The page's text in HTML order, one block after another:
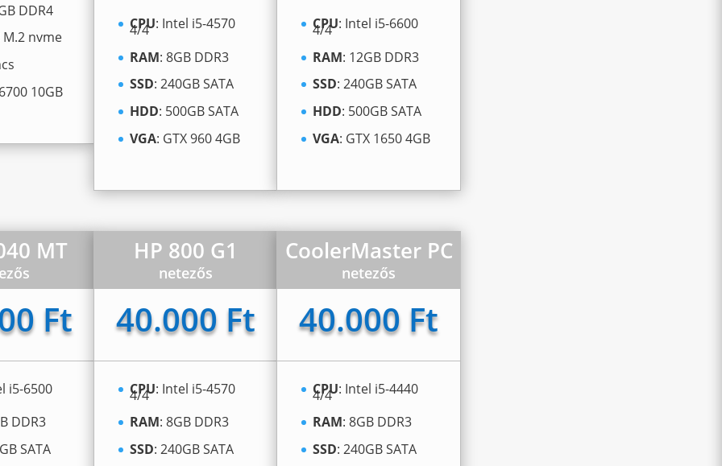
DDR4
M.2 nvme
10GB
CPU: Intel i5-4570
4/4
RAM: 8GB DDR3
SSD: 240GB SATA
HDD: 500GB SATA
VGA: GTX 960 4GB
CPU: Intel i5-6600
4/4
RAM: 12GB DDR3
SSD: 240GB SATA
HDD: 500GB SATA
VGA: GTX 1650 4GB
MT
Ft
i5-6500
DDR3
SATA
HP 800 G1
netezős
40.000 Ft
CPU: Intel i5-4570
4/4
RAM: 8GB DDR3
SSD: 240GB SATA
CoolerMaster PC
netezős
40.000 Ft
CPU: Intel i5-4440
4/4
RAM: 8GB DDR3
SSD: 240GB SATA